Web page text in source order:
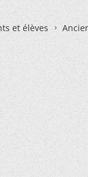
et élèves